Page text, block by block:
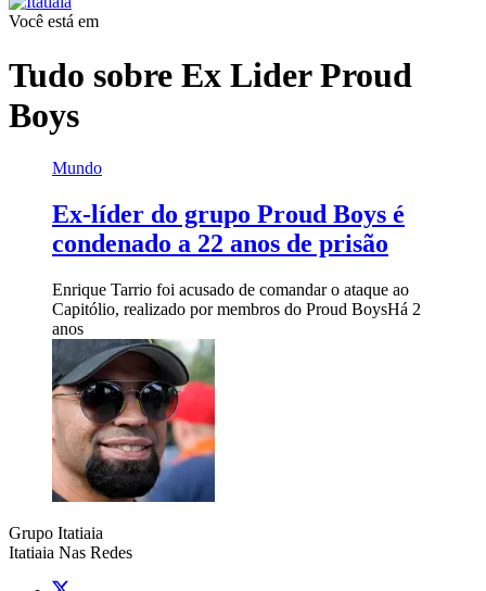
Você está em
Tudo sobre Ex Lider Proud
Boys
Mundo
Ex-líder do grupo Proud Boys é
condenado a 22 anos de prisão
Enrique Tarrio foi acusado de comandar o ataque ao
Capitólio, realizado por membros do Proud BoysHá 2
anos
Grupo Itatiaia
Itatiaia Nas Redes